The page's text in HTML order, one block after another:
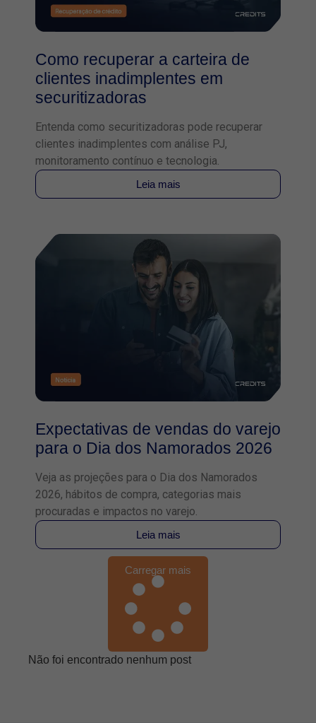
Como recuperar a carteira de
clientes inadimplentes em
securitizadoras
Entenda como securitizadoras pode recuperar
clientes inadimplentes com análise PJ,
monitoramento contínuo e tecnologia.
Leia mais
Expectativas de vendas do varejo
para o Dia dos Namorados 2026
Veja as projeções para o Dia dos Namorados
2026, hábitos de compra, categorias mais
procuradas e impactos no varejo.
Leia mais
Carregar mais
Não foi encontrado nenhum post